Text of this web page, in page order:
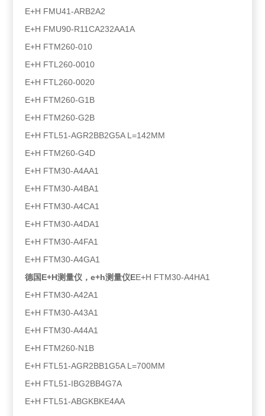
E+H FMU41-ARB2A2
E+H FMU90-R11CA232AA1A
E+H FTM260-010
E+H FTL260-0010
E+H FTL260-0020
E+H FTM260-G1B
E+H FTM260-G2B
E+H FTL51-AGR2BB2G5A L=142MM
E+H FTM260-G4D
E+H FTM30-A4AA1
E+H FTM30-A4BA1
E+H FTM30-A4CA1
E+H FTM30-A4DA1
E+H FTM30-A4FA1
E+H FTM30-A4GA1
德国E+H测量仪，e+h测量仪EE+H FTM30-A4HA1
E+H FTM30-A42A1
E+H FTM30-A43A1
E+H FTM30-A44A1
E+H FTM260-N1B
E+H FTL51-AGR2BB1G5A L=700MM
E+H FTL51-IBG2BB4G7A
E+H FTL51-ABGKBKE4AA